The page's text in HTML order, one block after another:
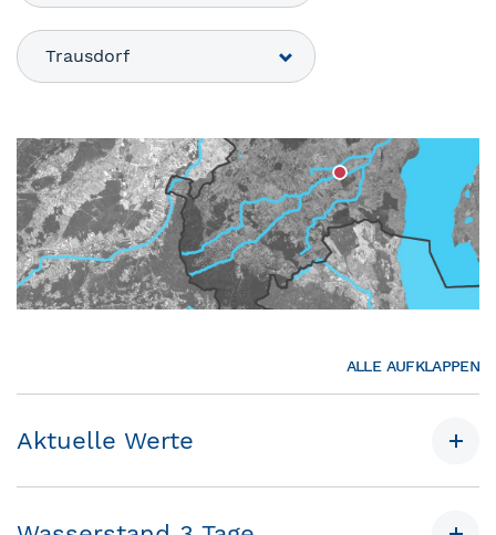
Trausdorf
ALLE AUFKLAPPEN
Aktuelle Werte